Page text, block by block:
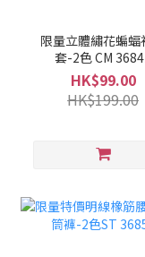
限量立體繡花蝙蝠
套-2色 CM
HK$99.00
HK$199.00